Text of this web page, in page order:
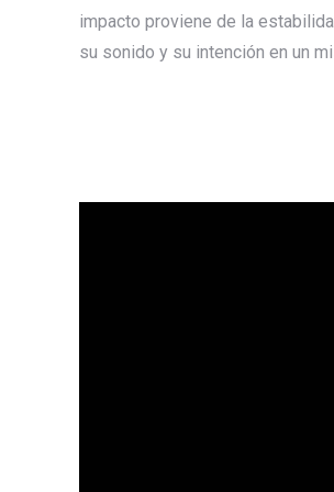
impacto proviene de la
su sonido y su intención en un